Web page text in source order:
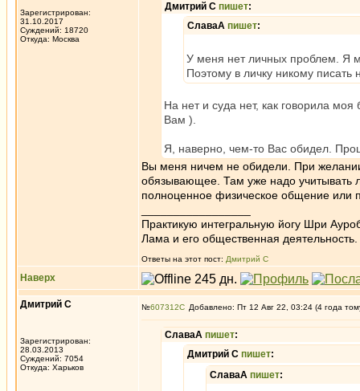
Зарегистрирован:
31.10.2017
Суждений: 18720
Откуда: Москва
Дмитрий С пишет:
СлаваА пишет:
У меня нет личных проблем. Я
Поэтому в личку никому писать
На нет и суда нет, как говорила
Вам ).
Я, наверно, чем-то Вас обидел.
Вы меня ничем не обидели. При
обязывающее. Там уже надо учитывать
полноценное физическое общение
Практикую интегральную йогу Шри
Лама и его общественная деятельность.
Ответы на этот пост: Дмитрий С
Наверх
Дмитрий С
Зарегистрирован:
28.03.2013
Суждений: 7054
Откуда: Харьков
№607312 Добавлено: Пт 12 Авг 22, 03:24 (4 года
СлаваА пишет:
Дмитрий С пишет:
СлаваА пишет: